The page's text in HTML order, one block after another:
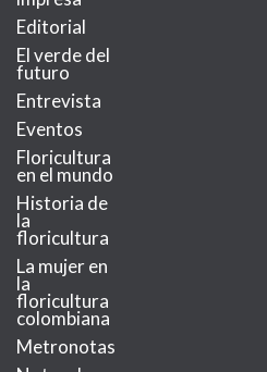
Editorial
El verde del
futuro
Entrevista
Eventos
Floricultura
en el mundo
Historia de
la
floricultura
La mujer en
la
floricultura
colombiana
Metronotas